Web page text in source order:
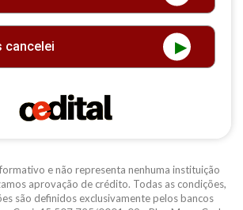
cancelei
e não representa nenhuma instituição
aprovação de crédito. Todas as condições,
são definidos exclusivamente pelos bancos